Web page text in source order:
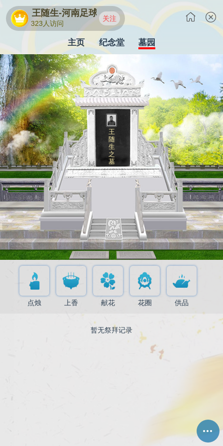
王随生-河南足球功勋教练
323人访问
关注
主页 纪念堂 墓园
王
随
生
之
墓
点烛 上香 献花 花圈 供品
暂无祭拜记录